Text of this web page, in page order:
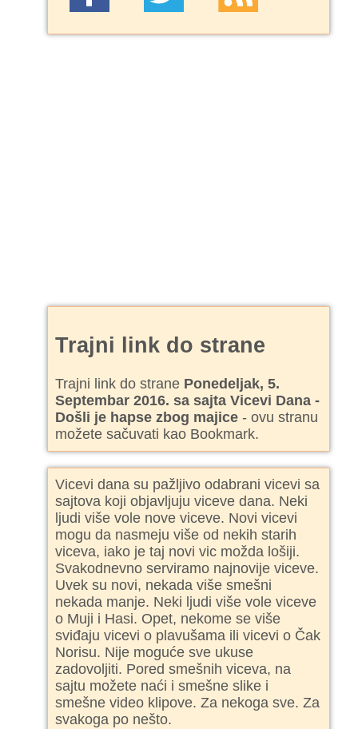
Trajni link do strane
Trajni link do strane Ponedeljak, 5.
Septembar 2016. sa sajta Vicevi Dana -
Došli je hapse zbog majice - ovu stranu
možete sačuvati kao Bookmark.
Vicevi dana su pažljivo odabrani vicevi sa
sajtova koji objavljuju viceve dana. Neki
ljudi više vole nove viceve. Novi vicevi
mogu da nasmeju više od nekih starih
viceva, iako je taj novi vic možda lošiji.
Svakodnevno serviramo najnovije viceve.
Uvek su novi, nekada više smešni
nekada manje. Neki ljudi više vole viceve
o Muji i Hasi. Opet, nekome se više
sviđaju vicevi o plavušama ili vicevi o Čak
Norisu. Nije moguće sve ukuse
zadovoljiti. Pored smešnih viceva, na
sajtu možete naći i smešne slike i
smešne video klipove. Za nekoga sve. Za
svakoga po nešto.